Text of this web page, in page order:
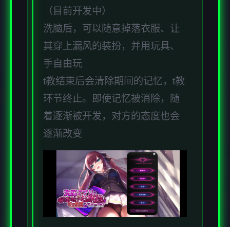
（目前开发中）
洗脑后，可以随意掉落衣服、让
其穿上漏风的装扮，并用玩具、
手自由玩
t教结束后会清除期间的记忆，t教
环节终止。即使记忆被消除，随
着逐渐被开发，对方的态度也会
逐渐改变